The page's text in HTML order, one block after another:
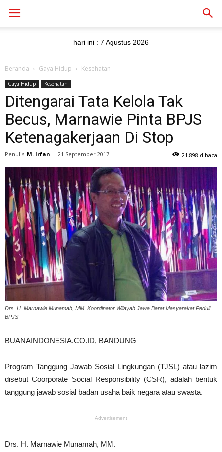
hari ini : 7 Agustus 2026
Beranda Gaya Hidup Kesehatan
Gaya Hidup Kesehatan
Ditengarai Tata Kelola Tak
Becus, Marnawie Pinta BPJS
Ketenagakerjaan Di Stop
Penulis M. Irfan - 21 September 2017 21.898 dibaca
Drs. H. Marnawie Munamah, MM. Koordinator Wilayah Jawa Barat Masyarakat Peduli
BPJS
BUANAINDONESIA.CO.ID, BANDUNG –
Program Tanggung Jawab Sosial Lingkungan (TJSL) atau lazim
disebut Coorporate Social Responsibility (CSR), adalah bentuk
tanggung jawab sosial badan usaha baik negara atau swasta.
Advertisement
Drs. H. Marnawie Munamah, MM.